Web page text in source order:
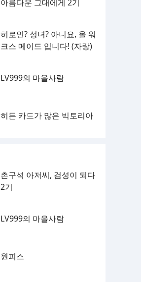
아름다운 그대에게 2기
히로인? 성녀? 아니요, 올 워
크스 메이드 입니다! (자랑)
LV999의 마을사람
히든 카드가 많은 빅토리아
촌구석 아저씨, 검성이 되다
2기
LV999의 마을사람
원피스